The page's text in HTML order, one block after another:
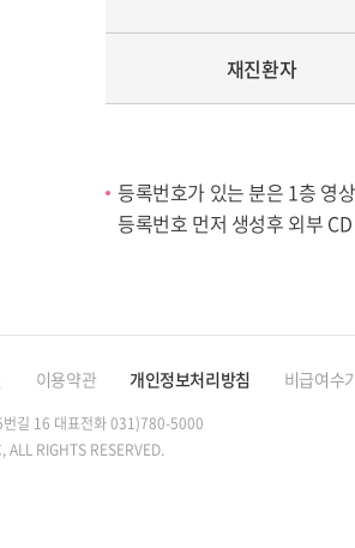
재진환자
등록번호가 있는 분은 1층 영
등록번호 먼저 생성후 외부
이용약관 개인정보처리방침 비급여수
길 16 대표전화 031)780-5000
RIGHTS RESERVED.